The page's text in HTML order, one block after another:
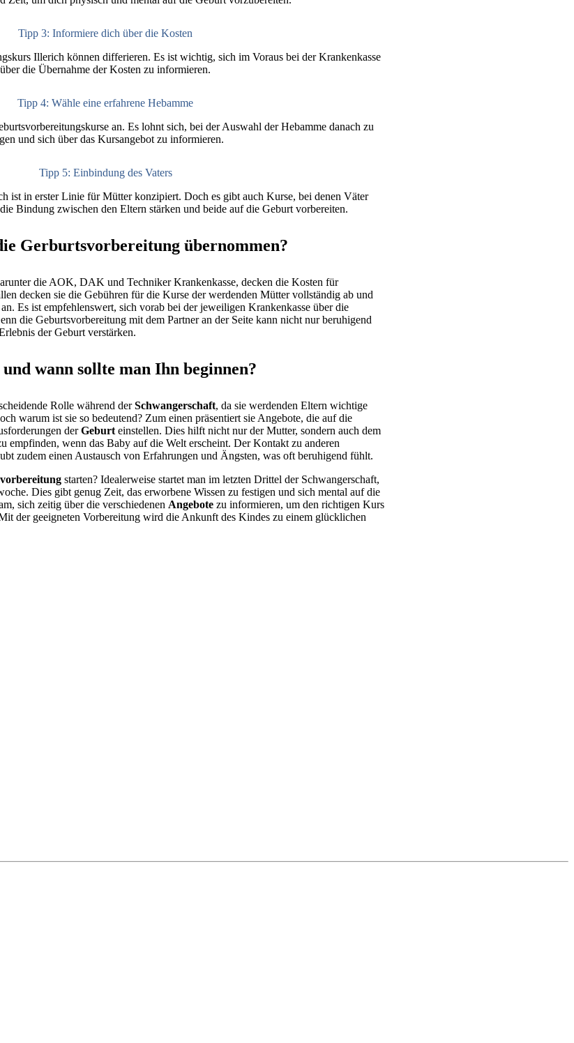
Tipp 3: Informiere dich über die Kosten
Illerich können differieren. Es ist wichtig, sich im Voraus bei der Krankenkasse
über die Übernahme der Kosten zu informieren.
Tipp 4: Wähle eine erfahrene Hebamme
an. Es lohnt sich, bei der Auswahl der Hebamme danach zu
und sich über das Kursangebot zu informieren.
Tipp 5: Einbindung des Vaters
ist in erster Linie für Mütter konzipiert. Doch es gibt auch Kurse, bei denen Väter
Bindung zwischen den Eltern stärken und beide auf die Geburt vorbereiten.
Gerburtsvorbereitung übernommen?
die AOK, DAK und Techniker Krankenkasse, decken die Kosten für
decken sie die Gebühren für die Kurse der werdenden Mütter vollständig ab und
Es ist empfehlenswert, sich vorab bei der jeweiligen Krankenkasse über die
die Geburtsvorbereitung mit dem Partner an der Seite kann nicht nur beruhigend
der Geburt verstärken.
wann sollte man Ihn beginnen?
Rolle während derSchwangerschaft, da sie werdenden Eltern wichtige
warum ist sie so bedeutend? Zum einen präsentiert sie Angebote, die auf die
derGeburt einstellen. Dies hilft nicht nur der Mutter, sondern auch dem
empfinden, wenn das Baby auf die Welt erscheint. Der Kontakt zu anderen
zudem einen Austausch von Erfahrungen und Ängsten, was oft beruhigend fühlt.
starten? Idealerweise startet man im letzten Drittel der Schwangerschaft,
Dies gibt genug Zeit, das erworbene Wissen zu festigen und sich mental auf die
sich zeitig über die verschiedenen Angebote zu informieren, um den richtigen Kurs
der geeigneten Vorbereitung wird die Ankunft des Kindes zu einem glücklichen